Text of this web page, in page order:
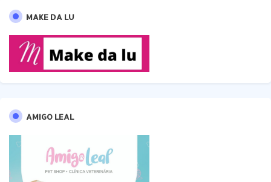
MAKE DA LU
AMIGO LEAL